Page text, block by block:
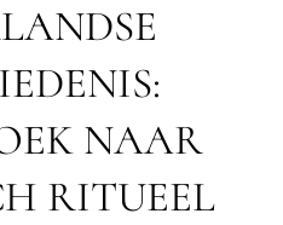
NAAR
RITUEEL